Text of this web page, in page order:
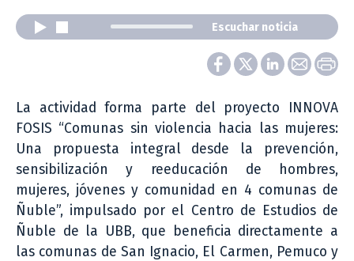
Escuchar noticia
La actividad forma parte del proyecto INNOVA
FOSIS “Comunas sin violencia hacia las mujeres:
Una propuesta integral desde la prevención,
sensibilización y reeducación de hombres,
mujeres, jóvenes y comunidad en 4 comunas de
Ñuble”, impulsado por el Centro de Estudios de
Ñuble de la UBB, que beneficia directamente a
las comunas de San Ignacio, El Carmen, Pemuco y